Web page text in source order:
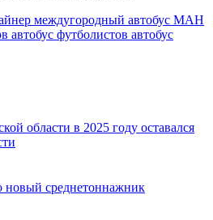
междугородный автобус МАН
автобус футболистов автобус
области в 2025 году оставался
новый среднетоннажник